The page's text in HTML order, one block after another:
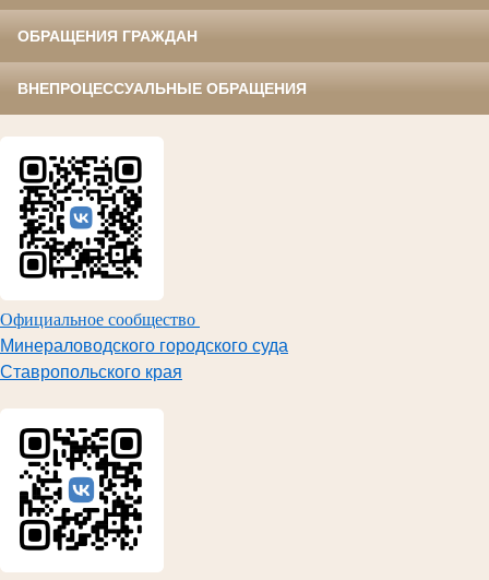
ОБРАЩЕНИЯ ГРАЖДАН
ВНЕПРОЦЕССУАЛЬНЫЕ ОБРАЩЕНИЯ
Официальное сообщество
Минераловодского городского суда
Ставропольского края